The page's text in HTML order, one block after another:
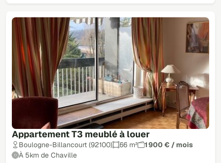
Appartement T3 meublé à louer
Boulogne-Billancourt (92100) 66 m²
1 900 € / mois
À 5km de Chaville